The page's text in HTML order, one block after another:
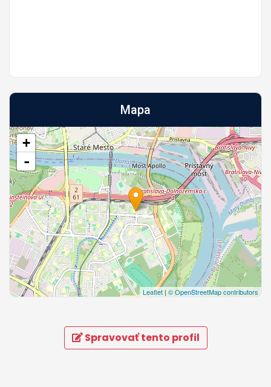
Mapa
+
-
Leaflet | © OpenStreetMap contributors
Spravovať tento profil